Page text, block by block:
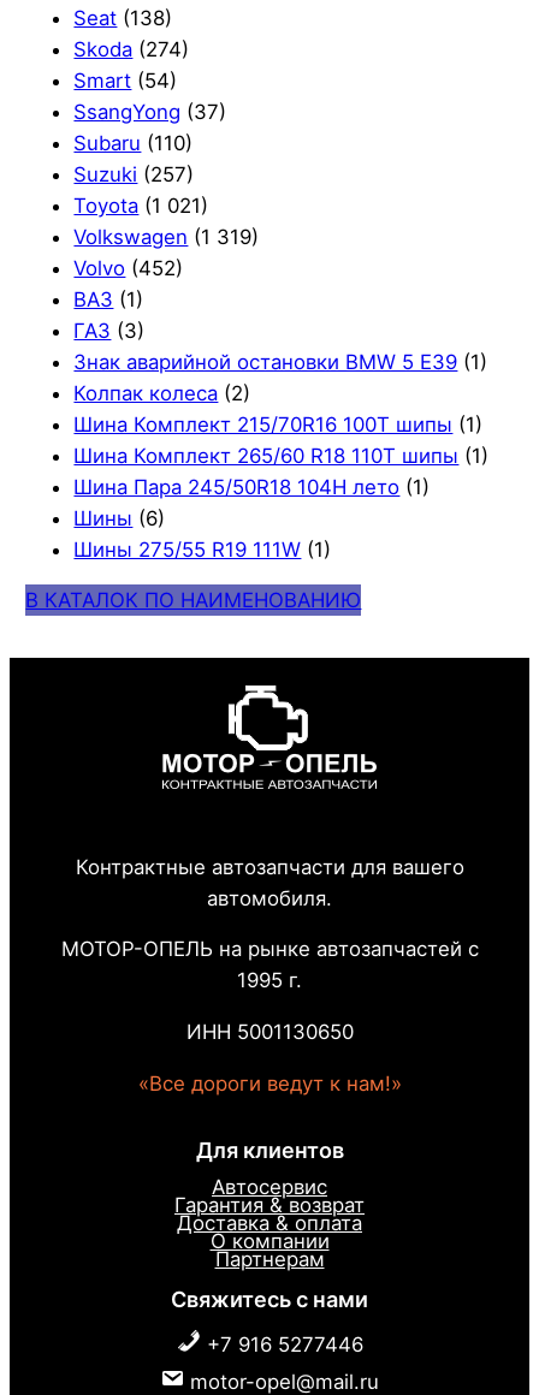
Seat (138)
Skoda (274)
Smart (54)
SsangYong (37)
Subaru (110)
Suzuki (257)
Toyota (1 021)
Volkswagen (1 319)
Volvo (452)
ВАЗ (1)
ГАЗ (3)
Знак аварийной остановки BMW 5 E39 (1)
Колпак колеса (2)
Шина Комплект 215/70R16 100T шипы (1)
Шина Комплект 265/60 R18 110T шипы (1)
Шина Пара 245/50R18 104H лето (1)
Шины (6)
Шины 275/55 R19 111W (1)
В КАТАЛОК ПО НАИМЕНОВАНИЮ
Контрактные автозапчасти для вашего
автомобиля.
МОТОР-ОПЕЛЬ на рынке автозапчастей с
1995 г.
ИНН 5001130650
«Все дороги ведут к нам!»
Для клиентов
Автосервис
Гарантия & возврат
Доставка & оплата
О компании
Партнерам
Свяжитесь с нами
+7 916 5277446
motor-opel@mail.ru